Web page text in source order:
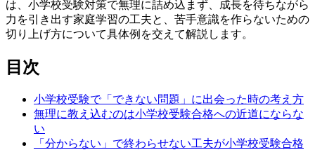
は、小学校受験対策で無理に詰め込まず、成長を待ちながら
力を引き出す家庭学習の工夫と、苦手意識を作らないための
切り上げ方について具体例を交えて解説します。
目次
小学校受験で「できない問題」に出会った時の考え方
無理に教え込むのは小学校受験合格への近道にならな
い
「分からない」で終わらせない工夫が小学校受験合格